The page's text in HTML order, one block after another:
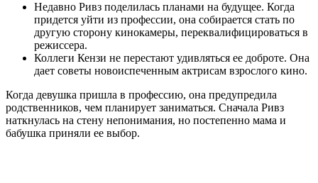
Недавно Ривз поделилась планами на будущее. Когда
придется уйти из профессии, она собирается стать по
другую сторону кинокамеры, переквалифицироваться в
режиссера.
Коллеги Кензи не перестают удивляться ее доброте. Она
дает советы новоиспеченным актрисам взрослого кино.
Когда девушка пришла в профессию, она предупредила
родственников, чем планирует заниматься. Сначала Ривз
наткнулась на стену непонимания, но постепенно мама и
бабушка приняли ее выбор.